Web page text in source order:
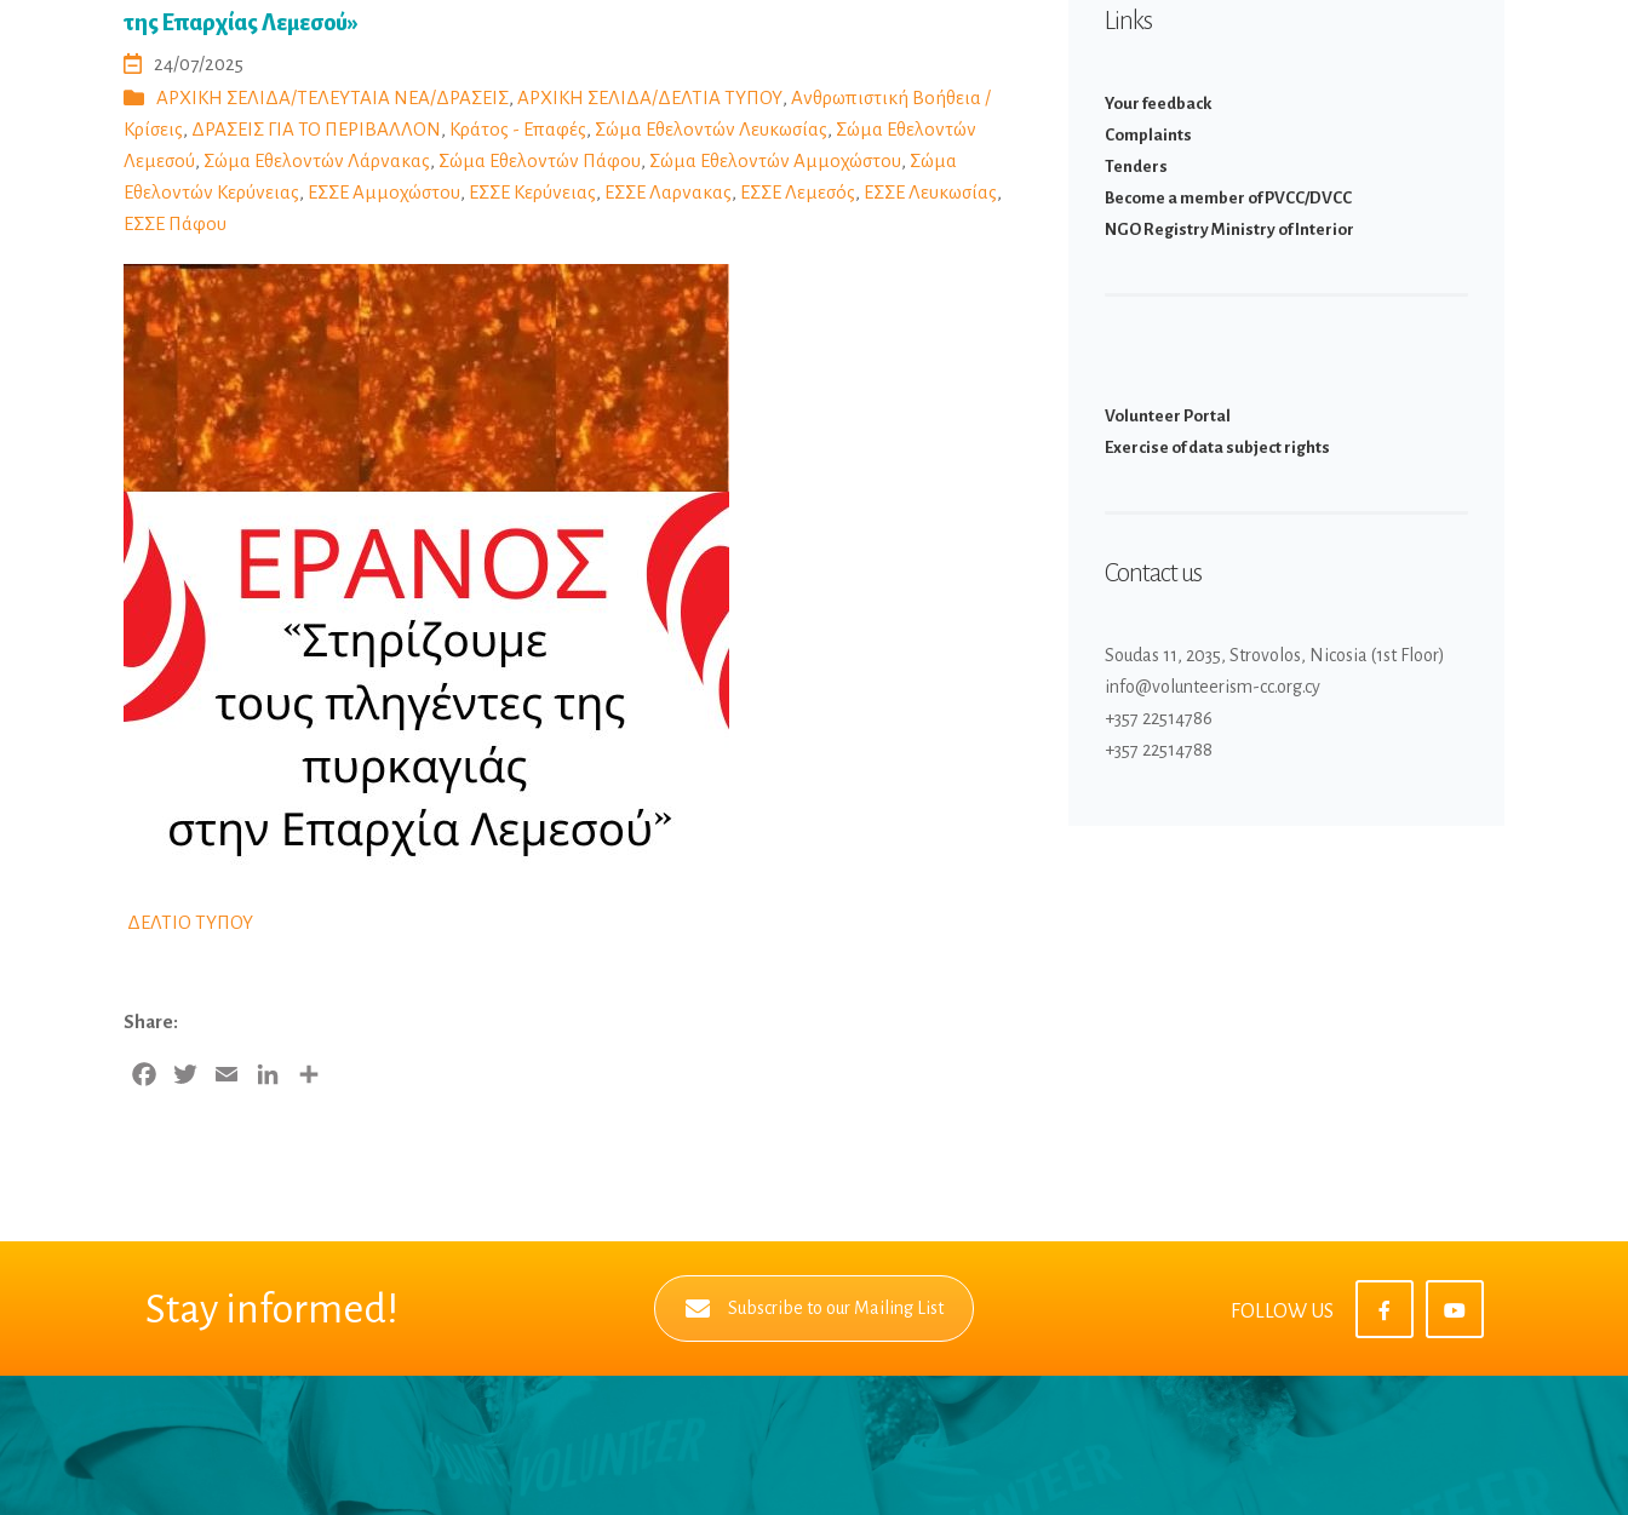
της Επαρχίας Λεμεσού»
24/07/2025
ΑΡΧΙΚΗ ΣΕΛΙΔΑ/ΤΕΛΕΥΤΑΙΑ ΝΕΑ/ΔΡΑΣΕΙΣ, ΑΡΧΙΚΗ ΣΕΛΙΔΑ/ΔΕΛΤΙΑ ΤΥΠΟΥ, Ανθρωπιστική Βοήθεια /
Κρίσεις, ΔΡΑΣΕΙΣ ΓΙΑ ΤΟ ΠΕΡΙΒΑΛΛΟΝ, Κράτος - Επαφές, Σώμα Εθελοντών Λευκωσίας, Σώμα Εθελοντών
Λεμεσού, Σώμα Εθελοντών Λάρνακας, Σώμα Εθελοντών Πάφου, Σώμα Εθελοντών Αμμοχώστου, Σώμα
Εθελοντών Κερύνειας, ΕΣΣΕ Αμμοχώστου, ΕΣΣΕ Κερύνειας, ΕΣΣΕ Λαρνακας, ΕΣΣΕ Λεμεσός, ΕΣΣΕ Λευκωσίας,
ΕΣΣΕ Πάφου
ΔΕΛΤΙΟ ΤΥΠΟΥ
Share:
Facebook
Twitter Email LinkedIn
Links
Your feedback
Complaints
Tenders
Become a member of PVCC/DVCC
NGO Registry Ministry of Interior
Volunteer Portal
Εxercise of data subject rights
Contact us
Soudas 11, 2035, Strovolos, Nicosia (1st Floor)
info@volunteerism-cc.org.cy
+357 22514786
+357 22514788
Stay informed! Subscribe to our Mailing List FOLLOW US